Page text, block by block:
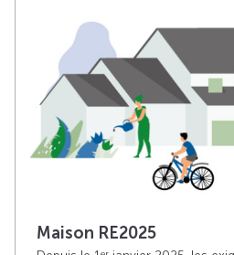
Maison RE2025